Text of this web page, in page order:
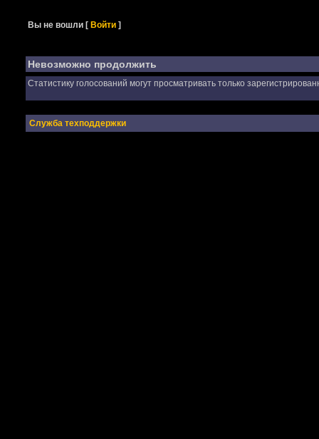
Вы не вошли [Войти ]
Невозможно продолжить
Статистику голосований могут просматривать только
Служба техподдержки